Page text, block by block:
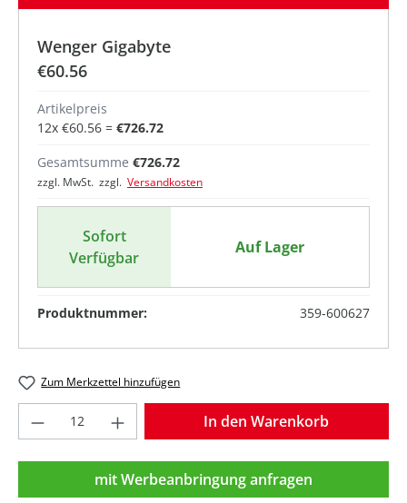
Wenger Gigabyte
€60.56
Artikelpreis
12x €60.56 = €726.72
Gesamtsumme €726.72
zzgl. MwSt. zzgl. Versandkosten
Sofort
Verfügbar
Auf Lager
Produktnummer: 359-600627
Zum Merkzettel hinzufügen
Produkt Anzahl: Gib den gewünschten
In den Warenkorb
mit Werbeanbringung anfragen